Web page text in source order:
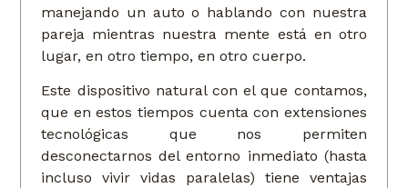
manejando un auto o hablando con nuestra
pareja mientras nuestra mente está en otro
lugar, en otro tiempo, en otro cuerpo.
Este dispositivo natural con el que contamos,
que en estos tiempos cuenta con extensiones
tecnológicas que nos permiten
desconectarnos del entorno inmediato (hasta
incluso vivir vidas paralelas) tiene ventajas